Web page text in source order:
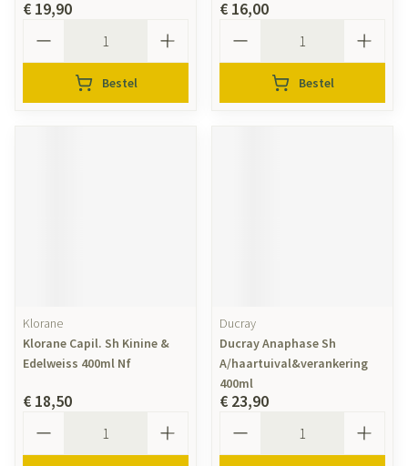
€ 19,90
Bestel
€ 16,00
Bestel
Klorane
Klorane Capil. Sh Kinine &
Edelweiss 400ml Nf
€ 18,50
Ducray
Ducray Anaphase Sh
A/haartuival&verankering
400ml
€ 23,90